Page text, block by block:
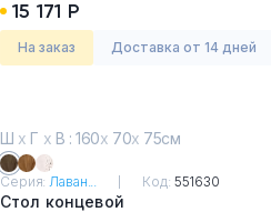
песок
15 171 Р
На заказ Доставка от 14 дней
Ш х Г х В : 160х 70х 75см
Серия:Лаван... Код: 551630
Стол концевой